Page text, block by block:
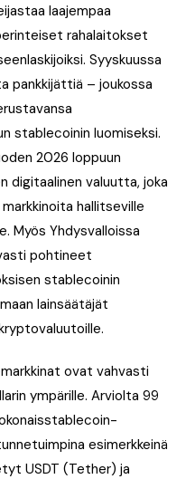
laajempaa
rahalaitokset
Syyskuussa
pankkijättiä – joukossa
stablecoinin luomiseksi.
2026 loppuun
digitaalinen valuutta, joka
hallitseville
Myös Yhdysvalloissa
pohtineet
stablecoinin
lainsäätäjät
ovat vahvasti
ympärille. Arviolta 99
esimerkkeinä
USDT (Tether) ja